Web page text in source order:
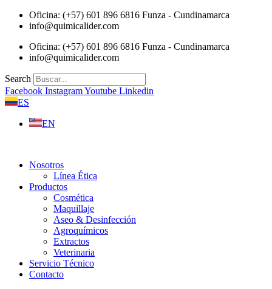
Saltar
Oficina: (+57) 601 896 6816 Funza - Cundinamarca
info@quimicalider.com
Oficina: (+57) 601 896 6816 Funza - Cundinamarca
info@quimicalider.com
Search
Facebook InstagramYoutube Linkedin
ES
EN
Nosotros
Línea Ética
Productos
Cosmética
Maquillaje
Aseo & Desinfección
Agroquímicos
Extractos
Veterinaria
Servicio Técnico
Contacto